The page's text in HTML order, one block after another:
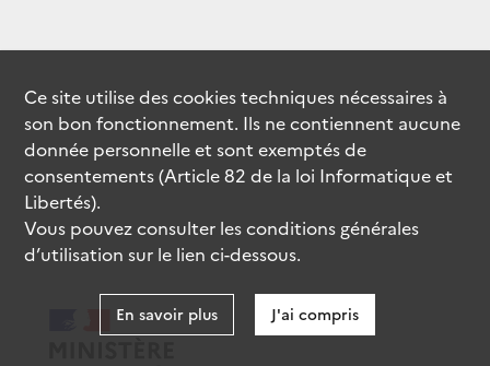
Ce site utilise descookiestechniques nécessaires à
son bon fonctionnement. Ils ne contiennent aucune
donnée personnelle et sont exemptés de
consentements (Article 82 de la loi Informatique et
Libertés).
Vous pouvez consulter les conditions générales
d’utilisation sur le lien ci-dessous.
En savoir plus J'ai compris